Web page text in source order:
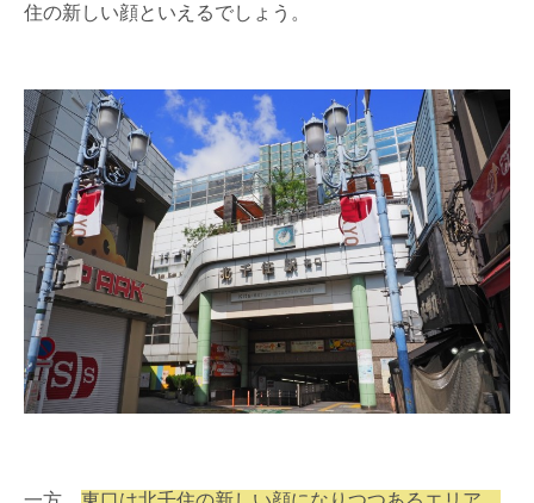
住の新しい顔といえるでしょう。